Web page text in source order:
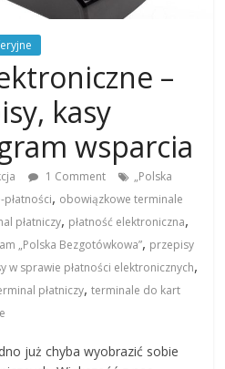
–
kasy
wsparcia
1 Comment
„Polska
płatności, obowiązkowe terminale
płatniczy, płatność elektroniczna,
„Polska Bezgotówkowa”, przepisy
w sprawie płatności elektronicznych,
płatniczy,terminale do kart
już chyba wyobrazić sobie